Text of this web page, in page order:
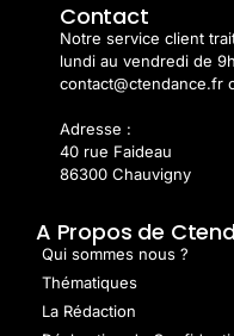
Contact
Notre service client
lundi au vendredi de
contact@ctendance.fr
Adresse :
40 rue Faideau
86300 Chauvigny
A Propos de
Qui sommes nous ?
Thématiques
La Rédaction